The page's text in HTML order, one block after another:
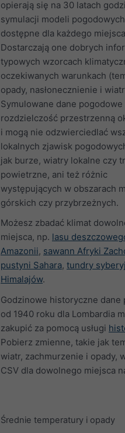
opierają się na 30 latach
symulacji modeli
dostępne dla każdego
Dostarczają one dobrych
typowych wzorcach
oczekiwanych warunkach
opady, nasłonecznienie i
Symulowane dane pogodowe
rozdzielczość przestrzenną
i mogą nie odzwierciedlać
lokalnych zjawisk
jak burze, wiatry lokalne czy
powietrzne, ani też różnic
występujących w obszarach
górskich czy przybrzeżnych.
Możesz zbadać klimat
miejsca, np. lasu
Amazonii, sawann Afryki
pustyni Sahara, tundry
Himalajów.
Godzinowe historyczne dane
od 1940 roku dla Lombardia
zakupić za pomocą usługi
Pobierz zmienne, takie jak
wiatr, zachmurzenie i opady,
CSV dla dowolnego miejsca
Średnie temperatury i opady